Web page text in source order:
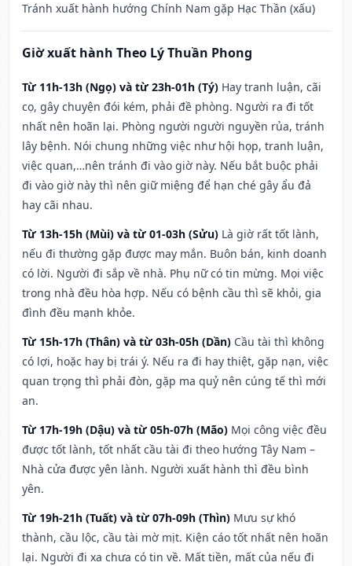
Tránh xuất hành hướng Chính Nam gặp Hạc Thần (xấu)
Giờ xuất hành Theo Lý Thuần Phong
Từ 11h-13h (Ngọ) và từ 23h-01h (Tý) Hay tranh luận, cãi
cọ, gây chuyện đói kém, phải đề phòng. Người ra đi tốt
nhất nên hoãn lại. Phòng người người nguyền rủa, tránh
lây bệnh. Nói chung những việc như hội họp, tranh luận,
việc quan,…nên tránh đi vào giờ này. Nếu bắt buộc phải
đi vào giờ này thì nên giữ miệng để hạn ché gây ẩu đả
hay cãi nhau.
Từ 13h-15h (Mùi) và từ 01-03h (Sửu) Là giờ rất tốt lành,
nếu đi thường gặp được may mắn. Buôn bán, kinh doanh
có lời. Người đi sắp về nhà. Phụ nữ có tin mừng. Mọi việc
trong nhà đều hòa hợp. Nếu có bệnh cầu thì sẽ khỏi, gia
đình đều mạnh khỏe.
Từ 15h-17h (Thân) và từ 03h-05h (Dần) Cầu tài thì không
có lợi, hoặc hay bị trái ý. Nếu ra đi hay thiệt, gặp nạn, việc
quan trọng thì phải đòn, gặp ma quỷ nên cúng tế thì mới
an.
Từ 17h-19h (Dậu) và từ 05h-07h (Mão) Mọi công việc đều
được tốt lành, tốt nhất cầu tài đi theo hướng Tây Nam –
Nhà cửa được yên lành. Người xuất hành thì đều bình
yên.
Từ 19h-21h (Tuất) và từ 07h-09h (Thìn) Mưu sự khó
thành, cầu lộc, cầu tài mờ mịt. Kiện cáo tốt nhất nên hoãn
lại. Người đi xa chưa có tin về. Mất tiền, mất của nếu đi